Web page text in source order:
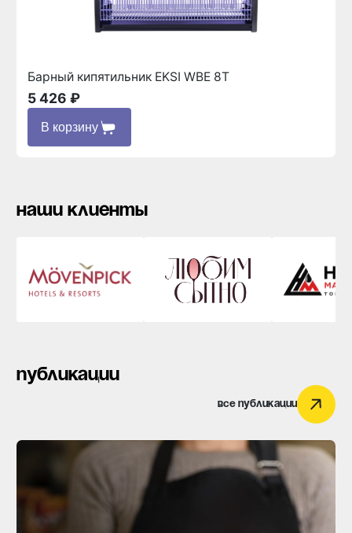
Барный кипятильник EKSI WBE 8T
5 426 ₽
В корзину
Наши клиенты
наши клиенты
публикации
публикации
Все публикации